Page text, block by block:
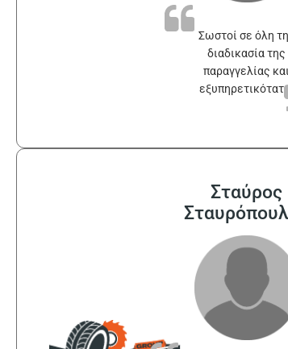
Σωστοί σε όλη
διαδικασία της
παραγγελίας και
Σταύρος